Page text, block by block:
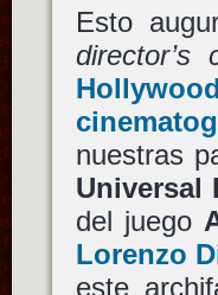
Esto
director’s
nuestras
Universal
del juego
Lorenzo
este